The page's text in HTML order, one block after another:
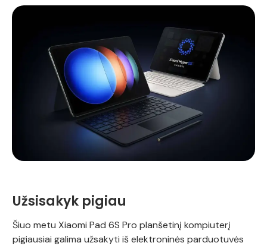
Užsisakyk pigiau
Šiuo metu Xiaomi Pad 6S Pro planšetinį kompiuterį
pigiausiai galima užsakyti iš elektroninės parduotuvės